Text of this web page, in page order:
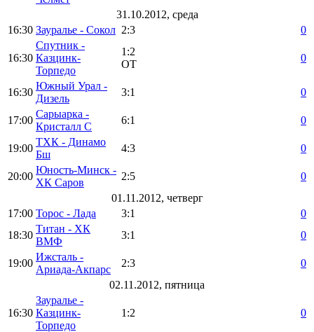
31.10.2012, среда
16:30 Зауралье - Сокол 2:3 0
16:30
Спутник -
Казцинк-
Торпедо
1:2
ОТ
0
16:30
Южный Урал -
Дизель
3:1 0
17:00
Сарыарка -
Кристалл С
6:1 0
19:00
ТХК - Динамо
Бш
4:3 0
20:00
Юность-Минск -
ХК Саров
2:5
0
01.11.2012, четверг
17:00 Торос - Лада 3:1
0
18:30
Титан - ХК
ВМФ
3:1 0
19:00
Ижсталь -
Ариада-Акпарс
2:3
0
02.11.2012, пятница
16:30
Зауралье -
Казцинк-
Торпедо
1:2 0